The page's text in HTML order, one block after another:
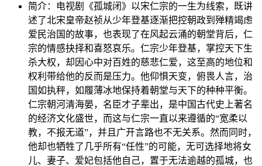
简介：
电视剧《孤城闭》以宋仁宗的一生为线索，既讲
述了北宋皇帝赵祯从少年登基逐渐把控朝政到殚精竭虑
爱民治国的故事，也表现了在风起云涌的朝堂背后，仁
宗的情感抉择和喜怒哀乐。仁宗少年登基，掌控天下生
杀大权，却因心中对百姓的慈悲仁爱，这至高的地位和
权利带给他的反而是压力。他仰惧天变，俯畏人言，治
国如执秤，如履薄冰地保持着朝堂与天下的种种平衡。
仁宗朝河清海晏，名臣才子辈出，是中国古代史上著名
的经济文化盛世，而这与仁宗一直以来遵循的“宽柔以
教，不报无道”，并且广开言路也不无关系。然而同时，
他却也牺牲了几乎所有“任性”的可能，无可选择地将女
儿、妻子、爱妃包括他自己，置于无法逾越的孤城，也